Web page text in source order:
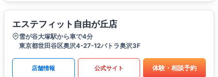
エステフィット自由が丘店
雪が谷大塚駅から車で4分
東京都世田谷区奥沢4-27-12パトラ奥沢3F
店舗情報 公式サイト 体験・相談予約